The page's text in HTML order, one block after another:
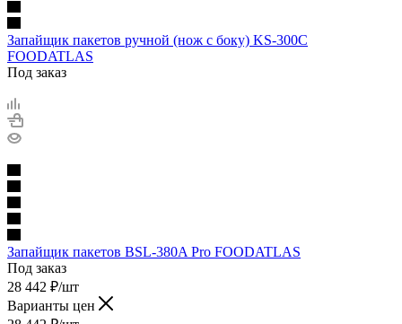
Запайщик пакетов ручной (нож с боку) KS-300C
FOODATLAS
Под заказ
Запайщик пакетов BSL-380A Pro FOODATLAS
Под заказ
28 442 ₽/шт
Варианты цен